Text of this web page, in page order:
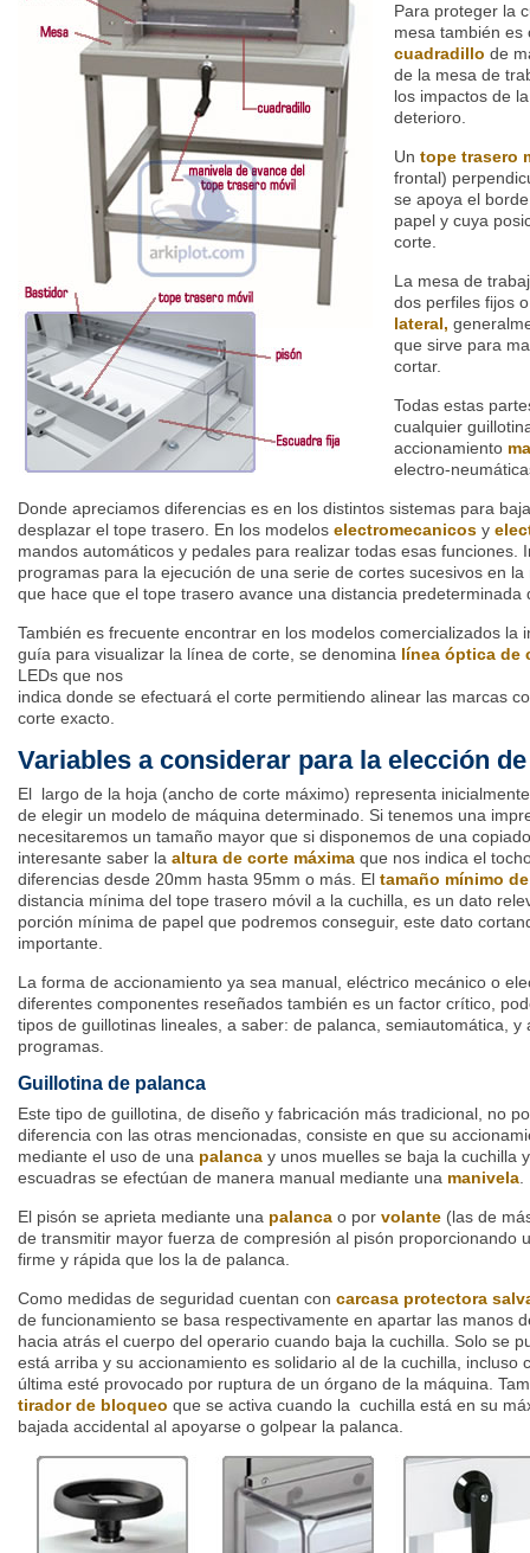
Para proteger la
mesa también es
cuadradillo de
de la mesa de
los impactos de
deterioro.
Un tope trasero
frontal)
se apoya el
papel y cuya
corte.
La mesa de
dos perfiles fijos
lateral,
que sirve para
cortar.
Todas estas
cualquier
accionamiento
electro-
Donde apreciamos diferencias es en los distintos sistemas para
desplazar el tope trasero. En los modelos electromecanicos y
mandos automáticos y pedales para realizar todas esas funciones.
programas para la ejecución de una serie de cortes sucesivos en
que hace que el tope trasero avance una distancia predeterminada
También es frecuente encontrar en los modelos comercializados la
guía para visualizar la línea de corte, se denomina línea óptica de
LEDs que nos
indica donde se efectuará el corte permitiendo alinear las marcas
corte exacto.
Variables a considerar para la elección
El largo de la hoja (ancho de corte máximo) representa
de elegir un modelo de máquina determinado. Si tenemos una
necesitaremos un tamaño mayor que si disponemos de una
interesante saber la altura de corte máxima que nos indica el
diferencias desde 20mm hasta 95mm o más. El tamaño mínimo
distancia mínima del tope trasero móvil a la cuchilla, es un dato
porción mínima de papel que podremos conseguir, este dato
importante.
La forma de accionamiento ya sea manual, eléctrico mecánico o
diferentes componentes reseñados también es un factor crítico,
tipos de guillotinas lineales, a saber: de palanca, semiautomática, y
programas.
Guillotina de palanca
Este tipo de guillotina, de diseño y fabricación más tradicional, no
diferencia con las otras mencionadas, consiste en que su
mediante el uso de una palanca y unos muelles se baja la cuchilla
escuadras se efectúan de manera manual mediante una manivela.
El pisón se aprieta mediante una palanca o por volante (las de
de transmitir mayor fuerza de compresión al pisón proporcionando
firme y rápida que los la de palanca.
Como medidas de seguridad cuentan con carcasa protectora
de funcionamiento se basa respectivamente en apartar las manos
hacia atrás el cuerpo del operario cuando baja la cuchilla. Solo se
está arriba y su accionamiento es solidario al de la cuchilla, incluso
última esté provocado por ruptura de un órgano de la máquina.
tirador de bloqueo que se activa cuando la cuchilla está en su
bajada accidental al apoyarse o golpear la palanca.